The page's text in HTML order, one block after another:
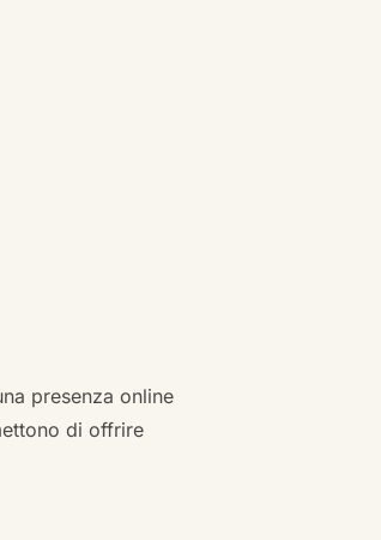
presenza online
di offrire